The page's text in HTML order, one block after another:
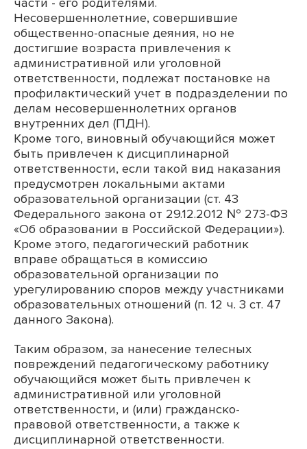
Несовершеннолетние, совершившие
общественно-опасные деяния, но не
достигшие возраста привлечения к
административной или уголовной
ответственности, подлежат постановке на
профилактический учет в подразделении по
делам несовершеннолетних органов
внутренних дел (ПДН).
Кроме того, виновный обучающийся может
быть привлечен к дисциплинарной
ответственности, если такой вид наказания
предусмотрен локальными актами
образовательной организации (ст. 43
Федерального закона от 29.12.2012 № 273-ФЗ
«Об образовании в Российской Федерации»).
Кроме этого, педагогический работник
вправе обращаться в комиссию
образовательной организации по
урегулированию споров между участниками
образовательных отношений (п. 12 ч. 3 ст. 47
данного Закона).
Таким образом, за нанесение телесных
повреждений педагогическому работнику
обучающийся может быть привлечен к
административной или уголовной
ответственности, и (или) гражданско-
правовой ответственности, а также к
дисциплинарной ответственности.